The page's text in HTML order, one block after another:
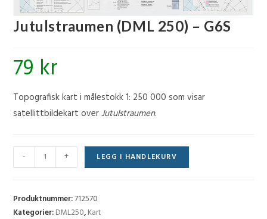
Jutulstraumen (DML 250) – G6S
79 kr
Topografisk kart i målestokk 1: 250 000 som visar
satellittbildekart overJutulstraumen.
Jutulstraumen
(DML
-
G6S
- + LEGG I HANDLEKURV
Produktnummer:712570
Kategorier:DML250,Kart